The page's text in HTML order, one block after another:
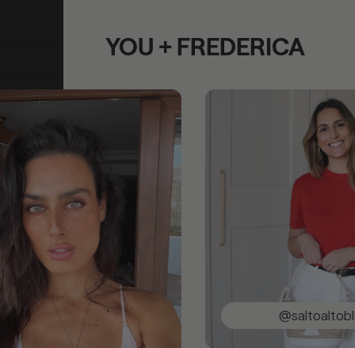
YOU + FREDERICA
@saltoaltoblog